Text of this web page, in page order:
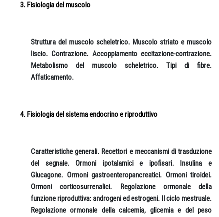
Fisiologia del muscolo
Struttura del muscolo scheletrico. Muscolo striato e muscolo
liscio. Contrazione. Accoppiamento eccitazione-contrazione.
Metabolismo del muscolo scheletrico. Tipi di fibre.
Affaticamento.
Fisiologia del sistema endocrino e riproduttivo
Caratteristiche generali. Recettori e meccanismi di trasduzione
del segnale. Ormoni ipotalamici e ipofisari. Insulina e
Glucagone. Ormoni gastroenteropancreatici. Ormoni tiroidei.
Ormoni corticosurrenalici. Regolazione ormonale della
funzione riproduttiva: androgeni ed estrogeni. Il ciclo mestruale.
Regolazione ormonale della calcemia, glicemia e del peso